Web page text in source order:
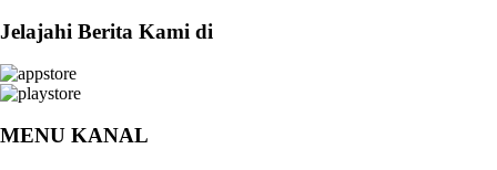
Jelajahi Berita Kami di
MENU KANAL